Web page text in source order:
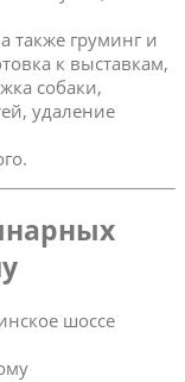
также груминг и
к выставкам,
собаки,
удаление
шоссе